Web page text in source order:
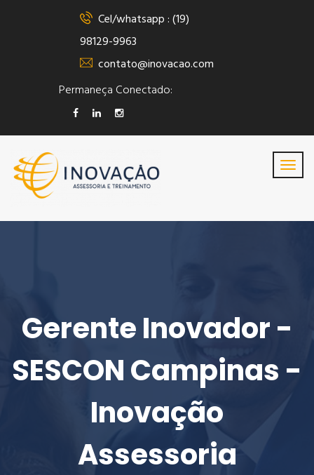
Cel/whatsapp : (19)
98129-9963
contato@inovacao.com
Permaneça Conectado:
Gerente Inovador -
SESCON Campinas -
Inovação
Assessoria